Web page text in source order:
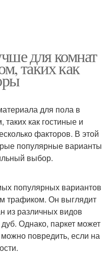
для комнат
таких как
для пола в
как гостиные и
факторов. В этой
популярные варианты
выбор.
популярных вариантов
трафиком. Он выглядит
из различных видов
Однако, паркет может
повредить, если на